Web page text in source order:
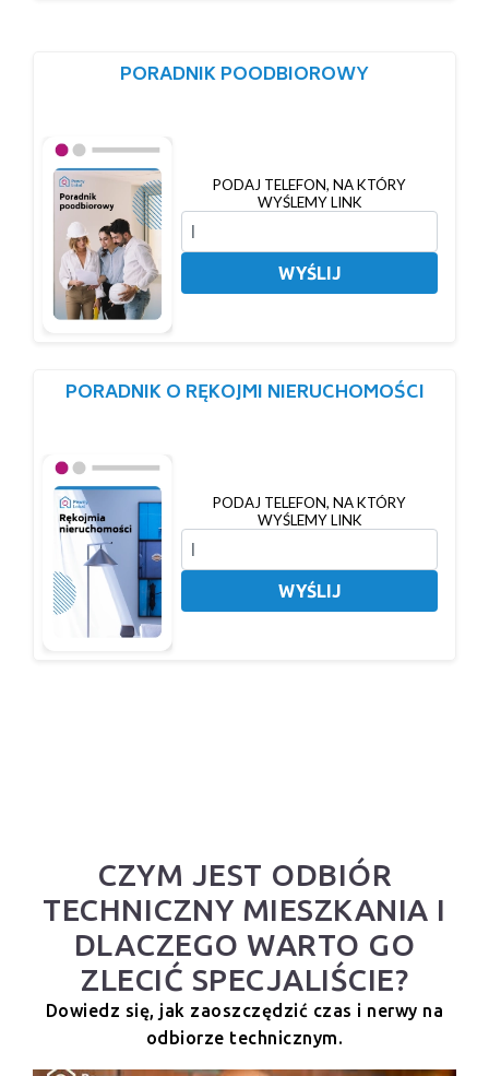
PORADNIK POODBIOROWY
PODAJ TELEFON, NA KTÓRY
WYŚLEMY LINK
WYŚLIJ
PORADNIK O RĘKOJMI NIERUCHOMOŚCI
PODAJ TELEFON, NA KTÓRY
WYŚLEMY LINK
WYŚLIJ
CZYM JEST ODBIÓR
TECHNICZNY MIESZKANIA I
DLACZEGO WARTO GO
ZLECIĆ SPECJALIŚCIE?
Dowiedz się, jak zaoszczędzić czas i nerwy na
odbiorze technicznym.